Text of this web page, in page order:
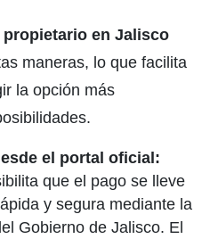
propietario en Jalisco
maneras, lo que facilita
la opción más
el portal oficial:
que el pago se lleve
y segura mediante la
Gobierno de Jalisco. El